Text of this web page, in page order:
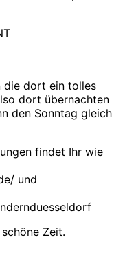
die dort ein tolles
dort übernachten
den Sonntag gleich
findet Ihr wie
und
Zeit.